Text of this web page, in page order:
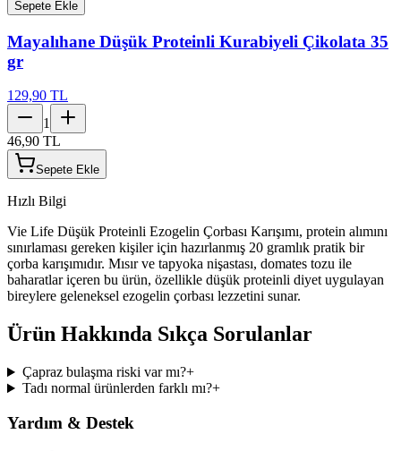
Sepete Ekle
Mayalıhane Düşük Proteinli Kurabiyeli Çikolata 35
gr
129,90 TL
1
46,90 TL
Sepete Ekle
Hızlı Bilgi
Vie Life Düşük Proteinli Ezogelin Çorbası Karışımı, protein alımını
sınırlaması gereken kişiler için hazırlanmış 20 gramlık pratik bir
çorba karışımıdır. Mısır ve tapyoka nişastası, domates tozu ile
baharatlar içeren bu ürün, özellikle düşük proteinli diyet uygulayan
bireylere geleneksel ezogelin çorbası lezzetini sunar.
Ürün Hakkında Sıkça Sorulanlar
Çapraz bulaşma riski var mı?+
Tadı normal ürünlerden farklı mı?+
Yardım & Destek